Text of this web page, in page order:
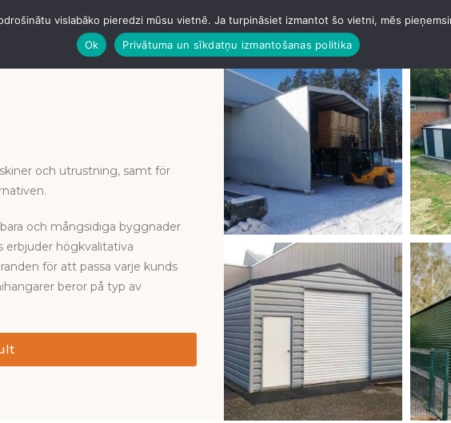
GARAGE HANGARER BETONGNING
och utrustning, samt för
och mångsidiga byggnader
erbjuder högkvalitativa
för att passa varje kunds
beror på typ av
vislabāko pieredzi mūsu vietnē. Ja turpināsiet izmantot šo vietni, mēs
Ok
Privātuma un sīkdatņu izmantošanas politika